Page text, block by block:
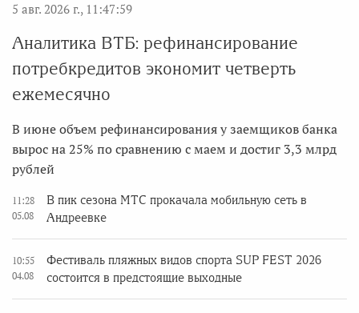
5 авг. 2026 г., 11:47:59
Аналитика ВТБ: рефинансирование
потребкредитов экономит четверть
ежемесячно
В июне объем рефинансирования у заемщиков банка
вырос на 25% по сравнению с маем и достиг 3,3 млрд
рублей
11:28
05.08
В пик сезона МТС прокачала мобильную сеть в
Андреевке
10:55
04.08
Фестиваль пляжных видов спорта SUP FEST 2026
состоится в предстоящие выходные